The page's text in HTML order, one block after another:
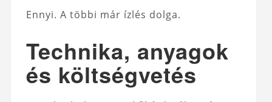
Ennyi. A többi már ízlés dolga.
Technika, anyagok
és költségvetés